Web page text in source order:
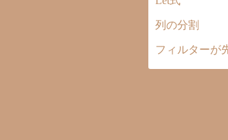
列の分割
フィルターが